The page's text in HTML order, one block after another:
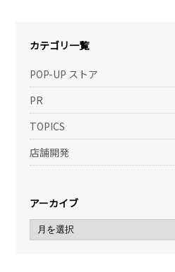
カテゴリ一覧
POP-UP ストア
PR
TOPICS
店舗開発
アーカイブ